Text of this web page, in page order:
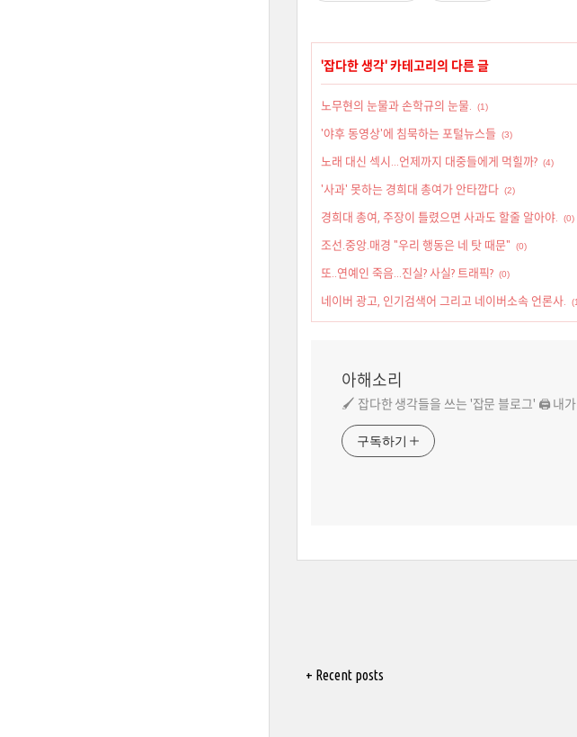
'잡다한 생각' 카테고리의 다른 글
노무현의 눈물과 손학규의 눈물. (1)
'야후 동영상'에 침묵하는 포털뉴스들 (3)
노래 대신 섹시...언제까지 대중들에게 먹힐까? (4)
'사과' 못하는 경희대 총여가 안타깝다 (2)
경희대 총여, 주장이 틀렸으면 사과도 할줄 알아야. (0)
조선.중앙.매경 "우리 행동은 네 탓 때문" (0)
또..연예인 죽음...진실? 사실? 트래픽? (0)
네이버 광고, 인기검색어 그리고 네이버소속 언론사.
아해소리
🖌️ 잡다한 생각들을 쓰는 '잡문 블로그' 🖨️ 내
구독하기
+ Recent posts